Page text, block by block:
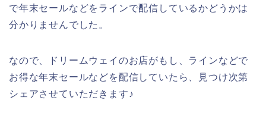
で年末セールなどをラインで配信しているかどうかは
分かりませんでした。
なので、ドリームウェイのお店がもし、ラインなどで
お得な年末セールなどを配信していたら、見つけ次第
シェアさせていただきます♪